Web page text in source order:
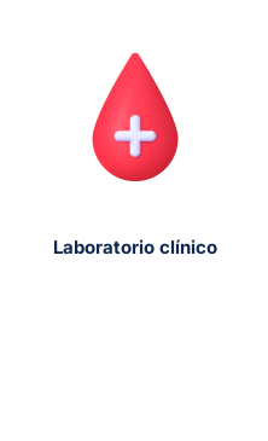
Laboratorio clínico